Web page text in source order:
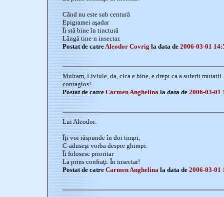
Când nu este sub centură
Epigramei aşadar
Îi stă bine în tinctură
Lângă tine-n insectar.
Postat de catreAleodor Covrig la data de 2006-03-01
Multam, Liviule, da, cica e bine, e drept ca a suferit
contagios!
Postat de catre Carmen Anghelina la data de 2006-03-01
Lui Aleodor:
Îţi voi răspunde în doi timpi,
C-aduseşi vorba despre ghimpi:
Îi folosesc prioritar
La prins confraţi. În insectar!
Postat de catre Carmen Anghelina la data de 2006-03-01